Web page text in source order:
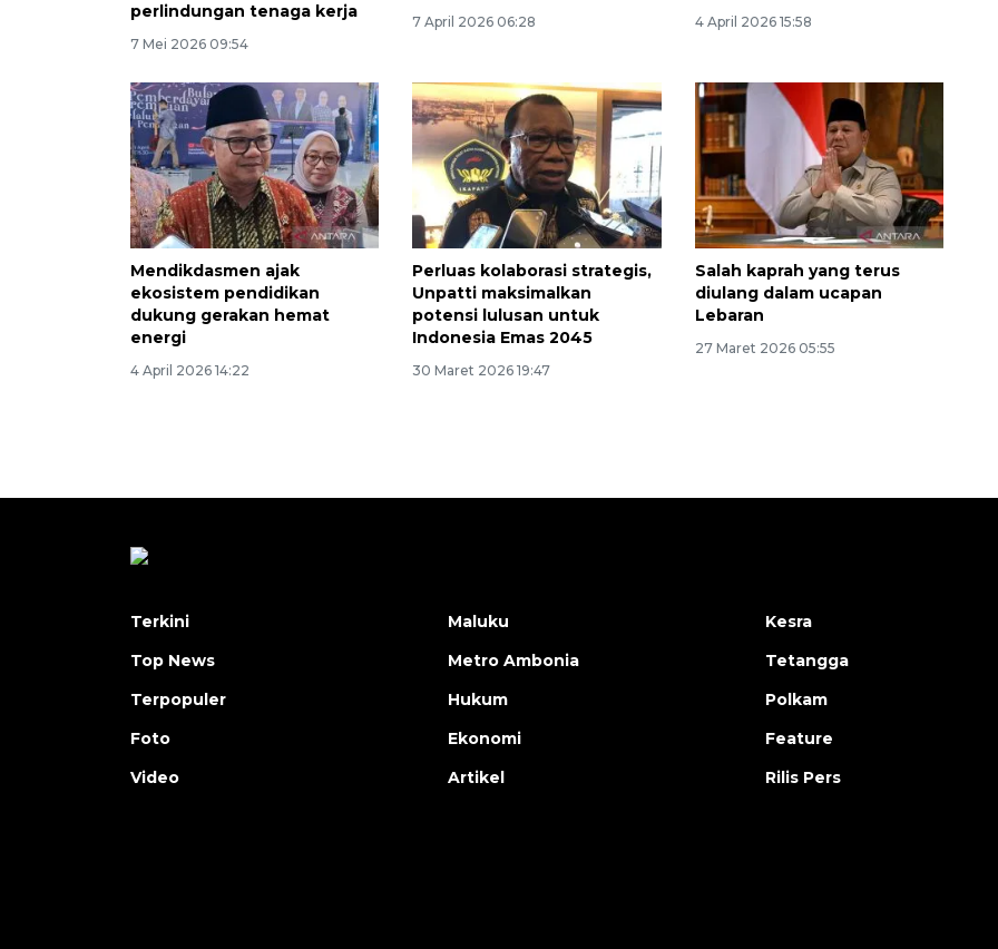
perlindungan tenaga kerja
7 Mei 2026 09:54
7 April 2026 06:28 4 April 2026 15:58
Mendikdasmen ajak
ekosistem pendidikan
dukung gerakan hemat
energi
4 April 2026 14:22
Perluas kolaborasi strategis,
Unpatti maksimalkan
potensi lulusan untuk
Indonesia Emas 2045
30 Maret 2026 19:47
Salah kaprah yang terus
diulang dalam ucapan
Lebaran
27 Maret 2026 05:55
Waspadai penyakit saat
musim kemarau
2026-08-05 12:00:00
Terkini
Top News
Terpopuler
Foto
Video
Maluku
Metro Ambonia
Hukum
Ekonomi
Artikel
Kesra
Tetangga
Polkam
Feature
Rilis Pers